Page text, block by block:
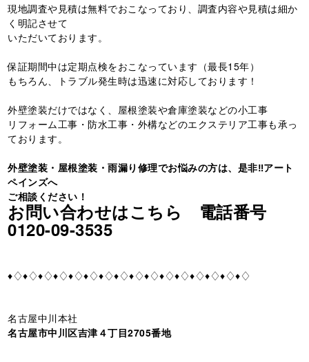
現地調査や見積は無料でおこなっており、調査内容や見積は細か
く明記させて
いただいております。
保証期間中は定期点検をおこなっています（最長15年）
もちろん、トラブル発生時は迅速に対応しております！
外壁塗装だけではなく、屋根塗装や倉庫塗装などの小工事
リフォーム工事・防水工事・外構などのエクステリア工事も承っ
ております。
外壁塗装・屋根塗装・雨漏り修理でお悩みの方は、是非‼️アート
ペインズへ
ご相談ください！
お問い合わせはこちら 電話番号
0120-09-3535
♦♢♦♢♦♢♦♢♦♢♦♢♦♢♦♢♦♢♦♢♦♢♦♢♦♢♦♢♦♢♦♢
名古屋中川本社
名古屋市中川区吉津４丁目2705番地